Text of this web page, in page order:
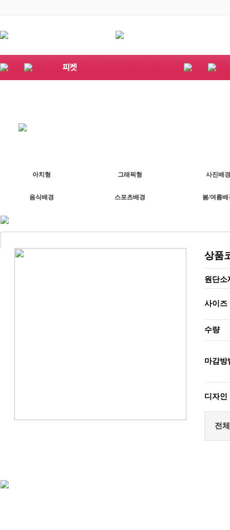
아치형 그래픽형 사진배경
음식배경 스포츠배경 봄/여름배
상품
원단소
사이즈
수량
마감방
디자인
전